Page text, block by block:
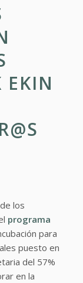
EKIN
los
programa
para
puesto en
del 57%
en la